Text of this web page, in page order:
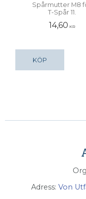
Spårmutter M8
T-Spår 11.
14,60 KR
KÖP
Adress: Von